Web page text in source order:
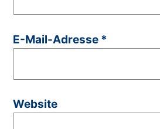
E-Mail-Adresse *
Website